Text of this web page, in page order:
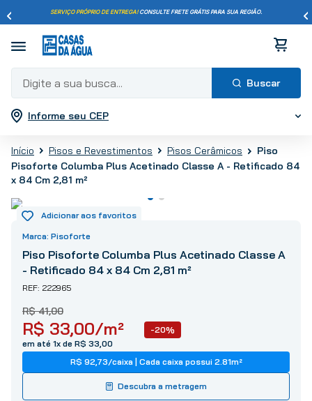
SERVIÇO PRÓPRIO DE ENTREGA!CONSULTE FRETE GRÁTIS PARA SUA REGIÃO.
Digite a sua busca...
Informe seu CEP
Pisos e Revestimentos Pisos Cerâmicos
Piso
Pisoforte Columba Plus Acetinado Classe A - Retificado 84
x 84 Cm 2,81 m²
Pisoforte
Piso Pisoforte Columba Plus Acetinado Classe A
- Retificado 84 x 84 Cm 2,81 m²
222965
R$ 41,00
R$ 33,00/m²
-20%
em até 1x de R$ 33,00
R$ 92,73/caixa | Cada caixa possui 2.81m²
Descubra a metragem
Termos mais buscados
2º
porcelanato
3º
piso
5
º
vaso sanitário
6º
chuveiro
7º
cimento
8º
torneira
10º tinta